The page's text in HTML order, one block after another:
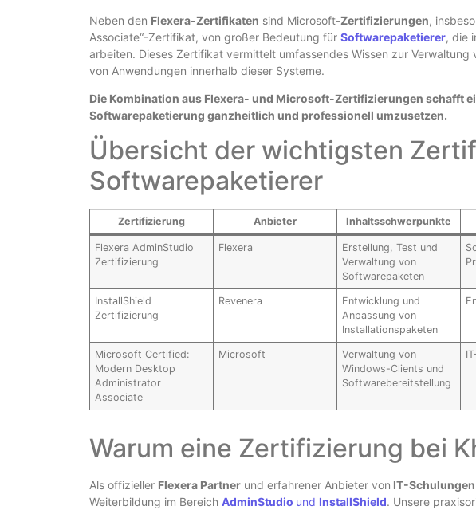
Neben den Flexera-Zertifikaten sind Microsoft-Zertifizierungen,
Associate“-Zertifikat, von großer Bedeutung für Softwarepaketierer, die
arbeiten. Dieses Zertifikat vermittelt umfassendes Wissen zur
von Anwendungen innerhalb dieser Systeme.
Die Kombination aus Flexera- und Microsoft-Zertifizierungen schafft
Softwarepaketierung ganzheitlich und professionell umzusetzen.
Übersicht der wichtigsten
Softwarepaketierer
Zertifizierung Anbieter Inhaltsschwerpunkte
Flexera AdminStudio
Zertifizierung
Flexera
Erstellung, Test und
Verwaltung von
Softwarepaketen
InstallShield
Zertifizierung
Revenera
Entwicklung und
Anpassung von
Installationspaketen
Microsoft Certified:
Modern Desktop
Administrator
Associate
Microsoft
Verwaltung von
Windows-Clients und
Softwarebereitstellung
Warum eine Zertifizierung bei
Als offizieller Flexera Partner und erfahrener Anbieter von IT-Schulungen
Weiterbildung im Bereich AdminStudio und InstallShield. Unsere